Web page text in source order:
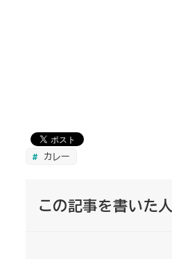
カレー
この記事を書いた人